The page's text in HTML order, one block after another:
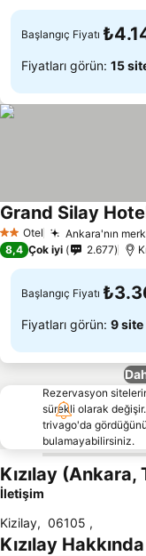
Başlangıç Fiyatı
Fiyatları görün: 15
2 Yıldız
Otel Ankara'nın
Grand Silay
8,4 Çok iyi 2.677
Başlangıç Fiyatı
Fiyatları görün: 9 site
Rezervasyon
sürekli olarak
trivago'da
bulamayabilirsiniz.
Kızılay (Ankara,
İletişim
Kizilay, 06105 ,
Kızılay